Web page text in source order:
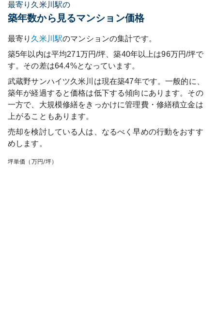
最寄り久米川駅の
築年数から見るマンション価格
最寄り 久米川 駅のマンションの集計です。
築5年以内は平均271万円/坪、築40年以上は96万円/坪で
す。その差は64.4%となっています。
武蔵野サンハイツ久米川 は現在築47年です。一般的に、
築年が経過すると価格は低下する傾向にあります。その
一方で、大規模修繕をきっかけに管理費・修繕積立金は
上がることもあります。
売却を検討している人は、なるべく早めの行動をおすす
めします。
坪単価（万円/坪）